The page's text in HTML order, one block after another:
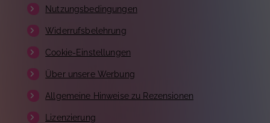
Nutzungsbedingungen
Widerrufsbelehrung
Cookie-Einstellungen
Über unsere Werbung
Allgemeine Hinweise zu Rezensionen
Lizenzierung